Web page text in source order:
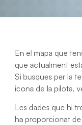
En el mapa que
que actualment
Si busques per la
icona de la pilota,
Les dades que hi
ha proporcionat